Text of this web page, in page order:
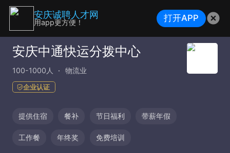
安庆中通快运分拨中心
100-1000人 物流业
企业认证
提供住宿 餐补 节日福利 带薪年假
工作餐 年终奖 免费培训
安庆诚聘人才网
用app更方便！ 打开APP